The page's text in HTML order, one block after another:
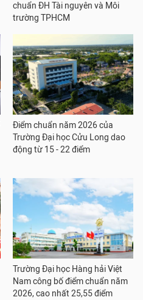
chuẩn ĐH Tài nguyên và Môi
trường TPHCM
Điểm chuẩn năm 2026 của
Trường Đại học Cửu Long dao
động từ 15 - 22 điểm
Trường Đại học Hàng hải Việt
Nam công bố điểm chuẩn năm
2026, cao nhất 25,55 điểm